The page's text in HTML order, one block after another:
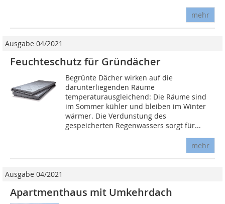
mehr
Ausgabe 04/2021
Feuchteschutz für Gründächer
Begrünte Dächer wirken auf die
darunterliegenden Räume
temperaturausgleichend: Die Räume sind
im Sommer kühler und bleiben im Winter
wärmer. Die Verdunstung des
gespeicherten Regenwassers sorgt für...
mehr
Ausgabe 04/2021
Apartmenthaus mit Umkehrdach